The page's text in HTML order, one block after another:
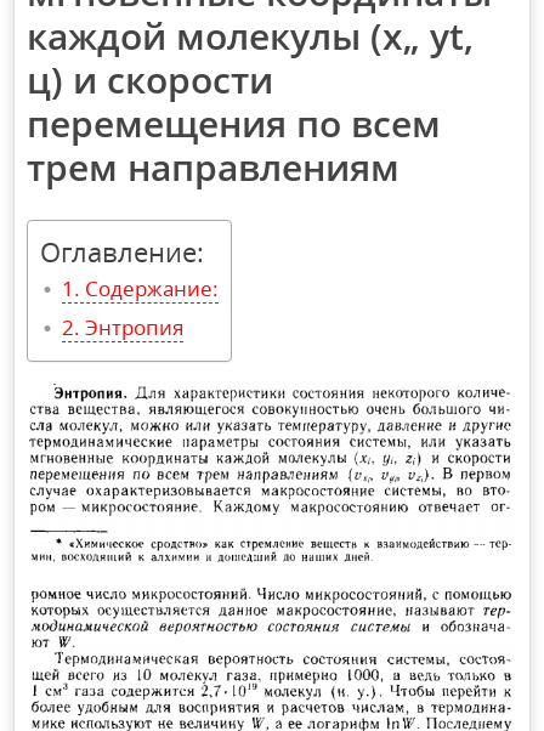
каждой молекулы (х„ yt,
ц) и скорости
перемещения по всем
трем направлениям
Оглавление:
Содержание:
Энтропия